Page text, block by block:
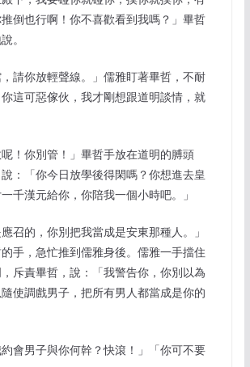
倒也行啊！你不喜歡看到我嗎？」畢哲
。
，請你放輕聲線。」儒雅盯著畢哲，不耐
這可惡傢伙，我才剛想跟道明談情，就
呢！你別管！」畢哲手放在道明的膊頭
：「你今日放學後得閑嗎？你想進去皇
千漢元給你，你陪我一個小時吧。」
應召的，你別把我當成是安東那種人。」
手，急忙推到儒雅身後。儒雅一手擋住
斥責畢哲，說：「我警告你，你別以為
使調戲男子，把所有男人都當成是你的
約會男子與你何幹？快滾！」「你可不要